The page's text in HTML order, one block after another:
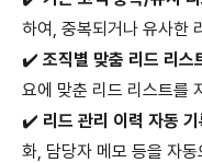
하여, 중복되거나 유사한
✔️ 조직별 맞춤 리드 리스
요에 맞춘 리드 리스트를
✔️ 리드 관리 이력 자동
화, 담당자 메모 등을 자